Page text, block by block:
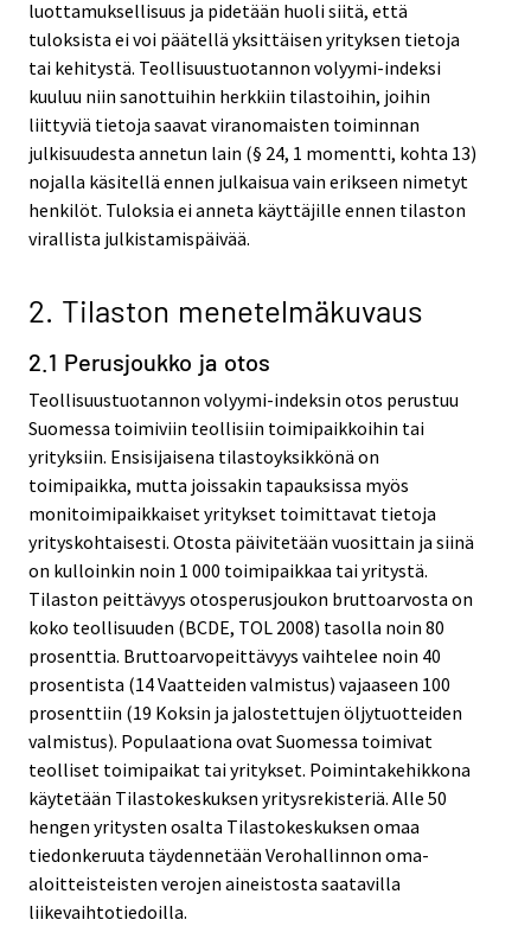
luottamuksellisuus ja pidetään huoli siitä, että
tuloksista ei voi päätellä yksittäisen yrityksen tietoja
tai kehitystä. Teollisuustuotannon volyymi-indeksi
kuuluu niin sanottuihin herkkiin tilastoihin, joihin
liittyviä tietoja saavat viranomaisten toiminnan
julkisuudesta annetun lain (§ 24, 1 momentti, kohta 13)
nojalla käsitellä ennen julkaisua vain erikseen nimetyt
henkilöt. Tuloksia ei anneta käyttäjille ennen tilaston
virallista julkistamispäivää.
2. Tilaston menetelmäkuvaus
2.1 Perusjoukko ja otos
Teollisuustuotannon volyymi-indeksin otos perustuu
Suomessa toimiviin teollisiin toimipaikkoihin tai
yrityksiin. Ensisijaisena tilastoyksikkönä on
toimipaikka, mutta joissakin tapauksissa myös
monitoimipaikkaiset yritykset toimittavat tietoja
yrityskohtaisesti. Otosta päivitetään vuosittain ja siinä
on kulloinkin noin 1 000 toimipaikkaa tai yritystä.
Tilaston peittävyys otosperusjoukon bruttoarvosta on
koko teollisuuden (BCDE, TOL 2008) tasolla noin 80
prosenttia. Bruttoarvopeittävyys vaihtelee noin 40
prosentista (14 Vaatteiden valmistus) vajaaseen 100
prosenttiin (19 Koksin ja jalostettujen öljytuotteiden
valmistus). Populaationa ovat Suomessa toimivat
teolliset toimipaikat tai yritykset. Poimintakehikkona
käytetään Tilastokeskuksen yritysrekisteriä. Alle 50
hengen yritysten osalta Tilastokeskuksen omaa
tiedonkeruuta täydennetään Verohallinnon oma-
aloitteisteisten verojen aineistosta saatavilla
liikevaihtotiedoilla.